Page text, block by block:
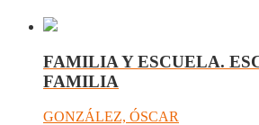
FAMILIA Y ESCUELA.
FAMILIA
GONZÁLEZ, ÓSCAR